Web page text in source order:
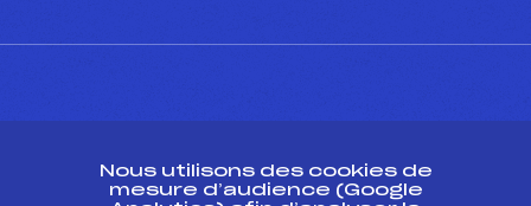
Nous utilisons des cookies de
mesure d’audience (Google